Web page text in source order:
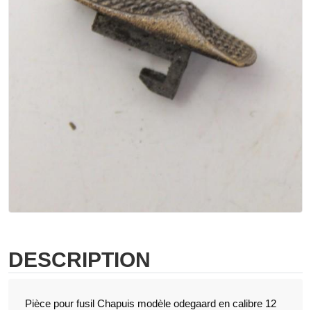
DESCRIPTION
Pièce pour fusil Chapuis modèle odegaard en calibre 12